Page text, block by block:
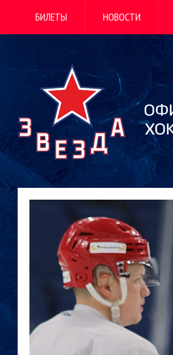
БИЛЕТЫ НОВОСТИ